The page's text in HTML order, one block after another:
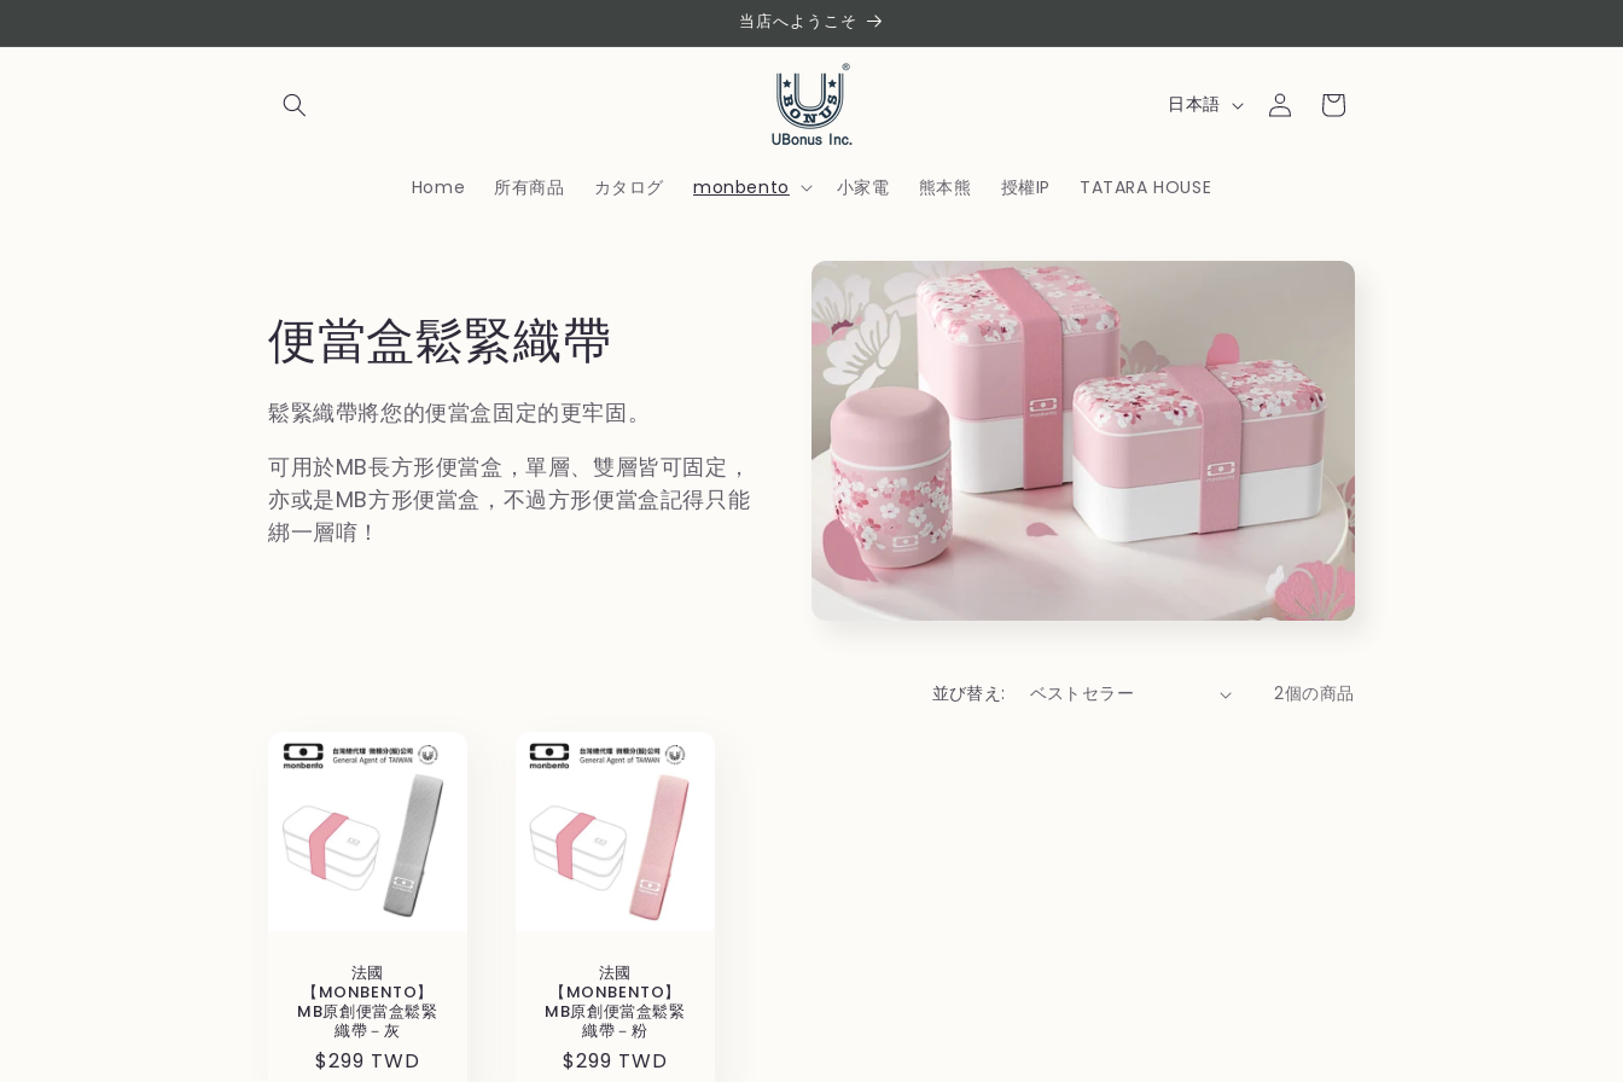
進む
当店へようこそ
Home 所有商品 カタログ monbento 小家電 熊本熊 授權IP TATARA HOUSE
言
日本語
グ
イ
ー
コ
レ
ク
シ
便當盒鬆緊織帶
鬆緊織帶將您的便當盒固定的更牢固。
可用於MB長方形便當盒，單層、雙層皆可固定，
亦或是MB方形便當盒，不過方形便當盒記得只能
綁一層唷！
並び替え: 2個の商品
法國
【MONBENTO】
MB原創便當盒鬆緊
織帶－灰
通
$299 TWD
法國
【MONBENTO】
MB原創便當盒鬆緊
織帶－粉
通
$299 TWD